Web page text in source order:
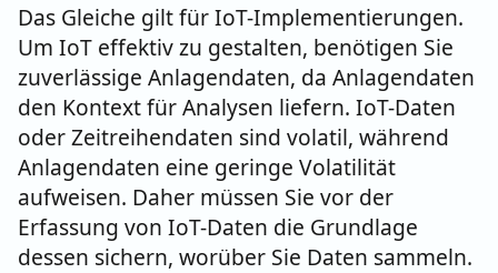
Das Gleiche gilt für IoT-Implementierungen.
Um IoT effektiv zu gestalten, benötigen Sie
zuverlässige Anlagendaten, da Anlagendaten
den Kontext für Analysen liefern. IoT-Daten
oder Zeitreihendaten sind volatil, während
Anlagendaten eine geringe Volatilität
aufweisen. Daher müssen Sie vor der
Erfassung von IoT-Daten die Grundlage
dessen sichern, worüber Sie Daten sammeln.